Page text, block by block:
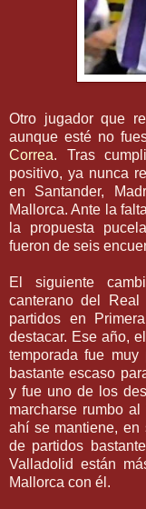
Otro jugador que
aunque esté no
Correa. Tras
positivo, ya nunca
en Santander,
Mallorca. Ante la
la propuesta
fueron de seis
El siguiente
canterano del Real
partidos en
destacar. Ese año, el
temporada fue
bastante escaso
y fue uno de los
marcharse rumbo al
ahí se mantiene, en
de partidos
Valladolid están
Mallorca con él.